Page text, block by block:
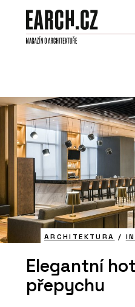
ARCHITEKTURA /
Elegantní
přepychu